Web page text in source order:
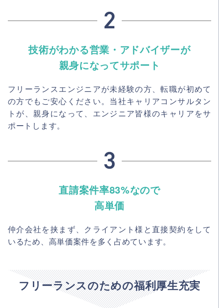
技術がわかる営業・アドバイザーが
親身になってサポート
フリーランスエンジニアが未経験の方、転職が初めて
の方でもご安心ください。当社キャリアコンサルタン
トが、親身になって、エンジニア皆様のキャリアをサ
ポートします。
直請案件率83%なので
高単価
仲介会社を挟まず、クライアント様と直接契約をして
いるため、高単価案件を多く占めています。
フリーランスのための福利厚生充実